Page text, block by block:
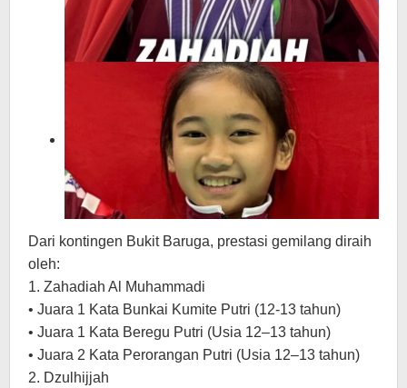
Dari kontingen Bukit Baruga, prestasi gemilang diraih
oleh:
1. Zahadiah Al Muhammadi
• Juara 1 Kata Bunkai Kumite Putri (12-13 tahun)
• Juara 1 Kata Beregu Putri (Usia 12–13 tahun)
• Juara 2 Kata Perorangan Putri (Usia 12–13 tahun)
2. Dzulhijjah